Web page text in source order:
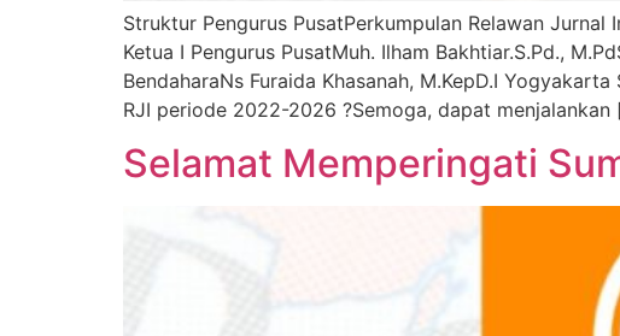
Struktur Pengurus PusatPerkumpulan Relawan
Ketua I Pengurus PusatMuh. Ilham Bakhtiar.S.Pd.,
BendaharaNs Furaida Khasanah, M.KepD.I
RJI periode 2022-2026 ?Semoga, dapat menjalankan
Selamat Memperingati